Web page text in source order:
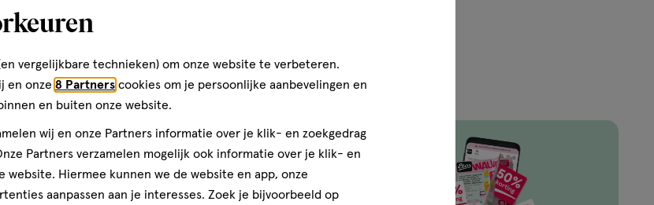
041-6276002
Etos Folder
Ontdek alle folder aanbiedingen van
deze week!
vergelijkbare technieken) om onze website te verbeteren.
en onze 8 Partners cookies om je persoonlijke aanbevelingen en
en buiten onze website.
wij en onze Partners informatie over je klik- en zoekgedrag
Partners verzamelen mogelijk ook informatie over je klik- en
website. Hiermee kunnen we de website en app, onze
aanpassen aan je interesses. Zoek je bijvoorbeeld op